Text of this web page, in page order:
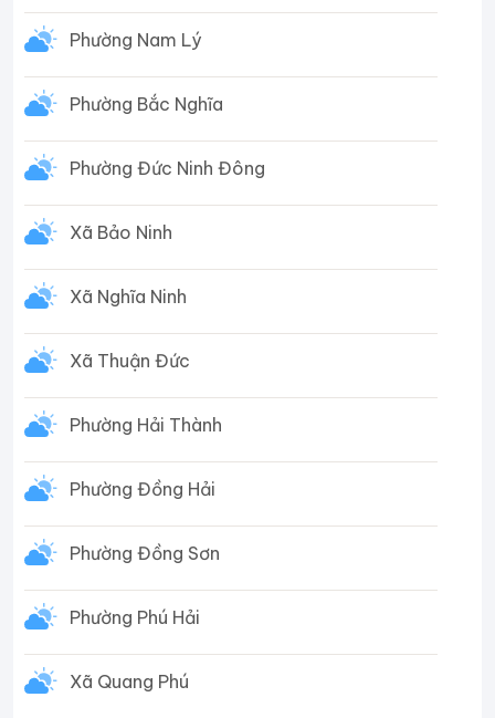
Phường Nam Lý
Phường Bắc Nghĩa
Phường Đức Ninh Đông
Xã Bảo Ninh
Xã Nghĩa Ninh
Xã Thuận Đức
Phường Hải Thành
Phường Đồng Hải
Phường Đồng Sơn
Phường Phú Hải
Xã Quang Phú